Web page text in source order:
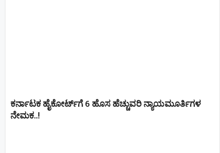
ಕರ್ನಾಟಕ ಹೈಕೋರ್ಟ್‌ಗೆ 6 ಹೊಸ ಹೆಚ್ಚುವರಿ ನ್ಯಾಯಮೂರ್ತಿಗಳ
ನೇಮಕ..!